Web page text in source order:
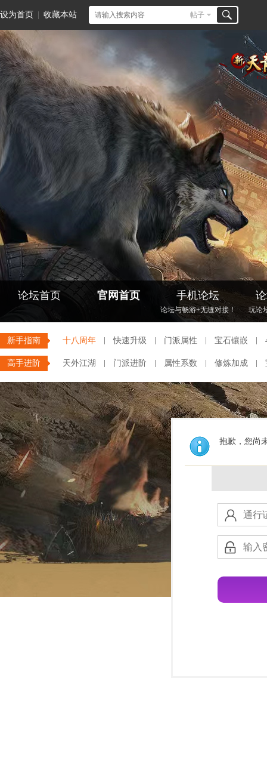
设为首页 收藏本站 帖子
论坛首页 官网首页 手机论坛
论坛与畅游+无缝对接！ 玩论
新手指南 十八周年 快速升级 门派属性 宝石镶嵌
高手进阶 天外江湖 门派进阶 属性系数 修炼加成
抱歉，您尚